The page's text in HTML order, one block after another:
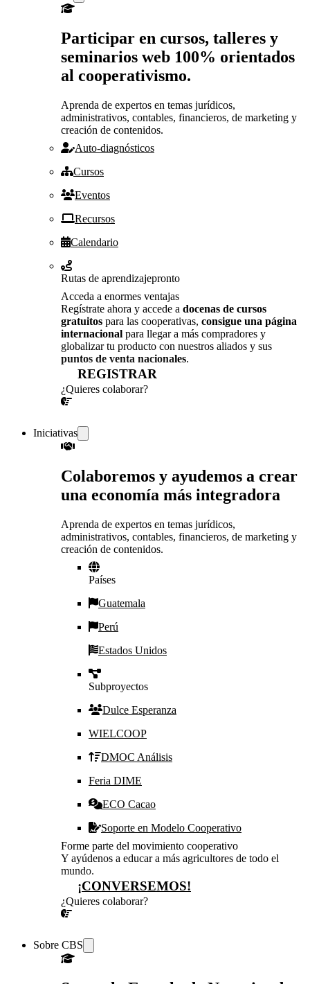
Participar en cursos, talleres y
seminarios web 100% orientados
al cooperativismo.
Aprenda de expertos en temas jurídicos,
administrativos, contables, financieros, de marketing y
creación de contenidos.
Auto-diagnósticos
Cursos
Eventos
Recursos
Calendario
Rutas de aprendizajepronto
Acceda a enormes ventajas
Regístrate ahora y accede a docenas de cursos
gratuitos para las cooperativas, consigue una página
internacional para llegar a más compradores y
globalizar tu producto con nuestros aliados y sus
puntos de venta nacionales.
REGISTRAR
¿Quieres colaborar?
Iniciativas
Colaboremos y ayudemos a crear
una economía más integradora
Aprenda de expertos en temas jurídicos,
administrativos, contables, financieros, de marketing y
creación de contenidos.
Países
Guatemala
Perú
Estados Unidos
Subproyectos
Dulce Esperanza
WIELCOOP
DMOC Análisis
Feria DIME
ECO Cacao
Soporte en Modelo Cooperativo
Forme parte del movimiento cooperativo
Y ayúdenos a educar a más agricultores de todo el
mundo.
¡CONVERSEMOS!
¿Quieres colaborar?
Sobre CBS